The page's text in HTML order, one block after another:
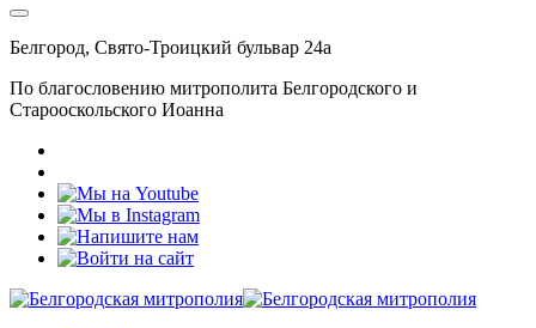
Белгород, Свято-Троицкий бульвар 24а
По благословению митрополита Белгородского и
Старооскольского Иоанна